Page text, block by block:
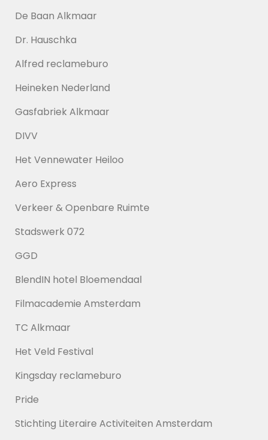
De Baan Alkmaar
Dr. Hauschka
Alfred reclameburo
Heineken Nederland
Gasfabriek Alkmaar
DIVV
Het Vennewater Heiloo
Aero Express
Verkeer & Openbare Ruimte
Stadswerk 072
GGD
BlendIN hotel Bloemendaal
Filmacademie Amsterdam
TC Alkmaar
Het Veld Festival
Kingsday reclameburo
Pride
Stichting Literaire Activiteiten Amsterdam